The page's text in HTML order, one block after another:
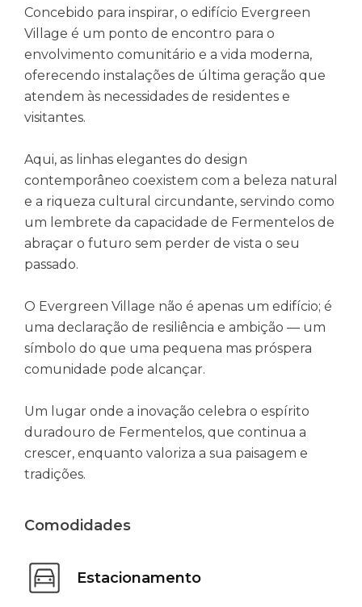
Concebido para inspirar, o edifício Evergreen
Village é um ponto de encontro para o
envolvimento comunitário e a vida moderna,
oferecendo instalações de última geração que
atendem às necessidades de residentes e
visitantes.
Aqui, as linhas elegantes do design
contemporâneo coexistem com a beleza natural
e a riqueza cultural circundante, servindo como
um lembrete da capacidade de Fermentelos de
abraçar o futuro sem perder de vista o seu
passado.
O Evergreen Village não é apenas um edifício; é
uma declaração de resiliência e ambição — um
símbolo do que uma pequena mas próspera
comunidade pode alcançar.
Um lugar onde a inovação celebra o espírito
duradouro de Fermentelos, que continua a
crescer, enquanto valoriza a sua paisagem e
tradições.
Comodidades
Estacionamento